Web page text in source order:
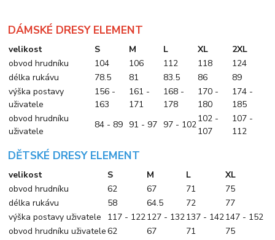
DÁMSKÉ DRESY ELEMENT
velikost S M L XL
2XL
obvod hrudníku
104 106 112 118
124
délka rukávu
78.5 81 83.5 86
89
výška postavy
uživatele
156 -
163
161 -
171
168 -
178
170 -
180
174 -
185
obvod hrudníku
uživatele
84 - 89 91 - 97 97 - 102
102 -
107
107 -
112
DĚTSKÉ DRESY ELEMENT
velikost S M L
XL
obvod hrudníku
62 67 71
75
délka rukávu
58 64.5 72
77
výška postavy uživatele
117 - 122127 - 132137 - 142147 - 152
obvod hrudníku uživatele62 67 71 75